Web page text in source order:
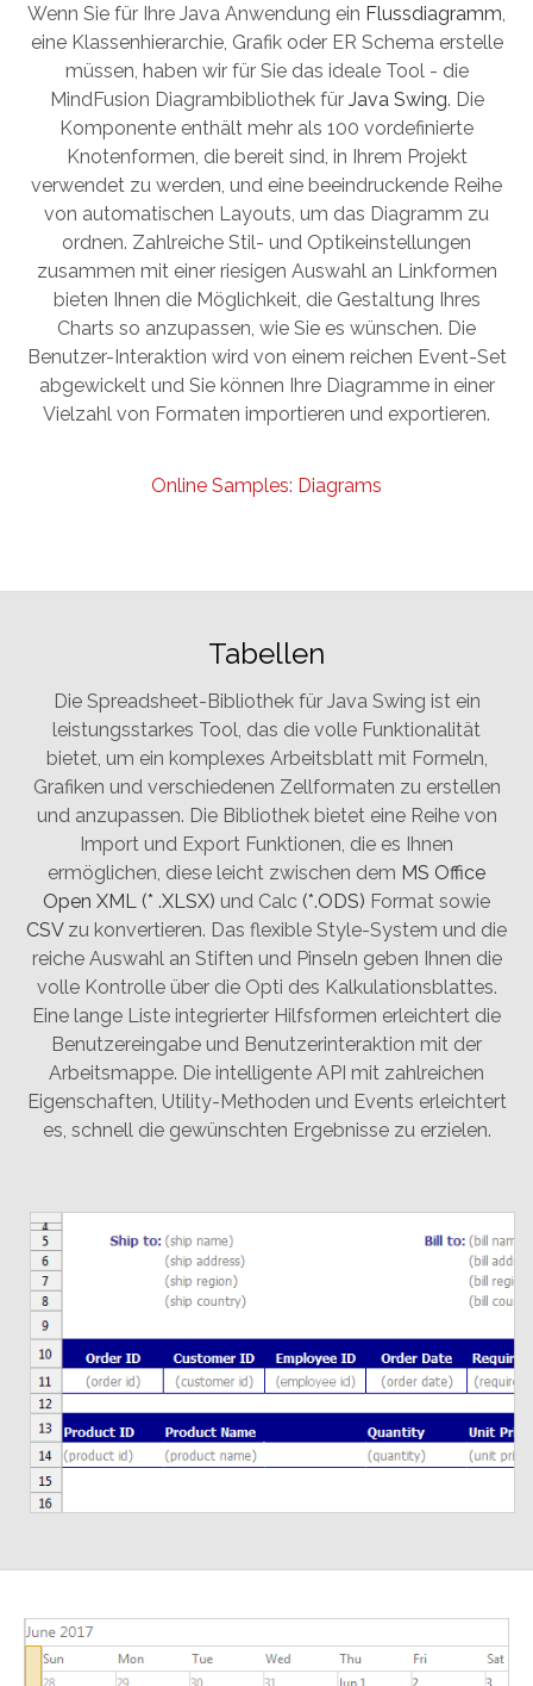
Wenn Sie für Ihre Java Anwendung ein Flussdiagramm
eine Klassenhierarchie, Grafik oder ER Schema erstelle
müssen, haben wir für Sie das ideale Tool - die
MindFusion Diagrambibliothek für Java Swing. Die
Komponente enthält mehr als 100 vordefinierte
Knotenformen, die bereit sind, in Ihrem Projekt
verwendet zu werden, und eine beeindruckende Reihe
von automatischen Layouts, um das Diagramm zu
ordnen. Zahlreiche Stil- und Optikeinstellungen
zusammen mit einer riesigen Auswahl an Linkformen
bieten Ihnen die Möglichkeit, die Gestaltung Ihres
Charts so anzupassen, wie Sie es wünschen. Die
Benutzer-Interaktion wird von einem reichen Event-Set
abgewickelt und Sie können Ihre Diagramme in einer
Vielzahl von Formaten importieren und exportieren.
Online Samples: Diagrams
Tabellen
Die Spreadsheet-Bibliothek für Java Swing ist ein
leistungsstarkes Tool, das die volle Funktionalität
bietet, um ein komplexes Arbeitsblatt mit Formeln,
Grafiken und verschiedenen Zellformaten zu erstellen
und anzupassen. Die Bibliothek bietet eine Reihe von
Import und Export Funktionen, die es Ihnen
ermöglichen, diese leicht zwischen dem MS Office
Open XML (* .XLSX) und Calc (*.ODS) Format sowie
CSVzu konvertieren. Das flexible Style-System und die
reiche Auswahl an Stiften und Pinseln geben Ihnen die
volle Kontrolle über die Opti des Kalkulationsblattes.
Eine lange Liste integrierter Hilfsformen erleichtert die
Benutzereingabe und Benutzerinteraktion mit der
Arbeitsmappe. Die intelligente API mit zahlreichen
Eigenschaften, Utility-Methoden und Events erleichtert
es, schnell die gewünschten Ergebnisse zu erzielen.